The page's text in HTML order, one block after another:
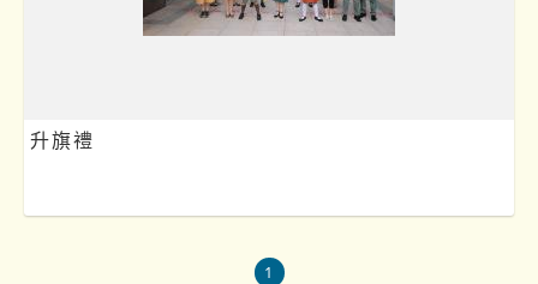
升旗禮
1